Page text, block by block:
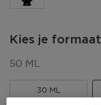
Kies je formaat
50 ML
30 ML